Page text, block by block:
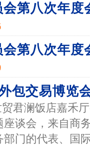
第八次年度
第八次年度
包交易博览
君澜饭店嘉禾
谈会，来自商
门的代表、国